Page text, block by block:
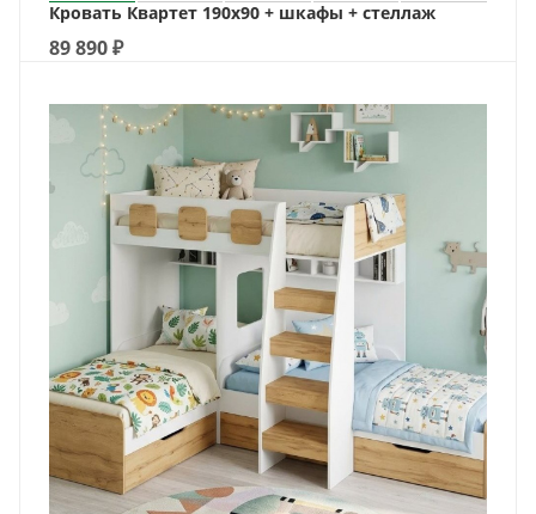
Кровать Квартет 190х90 + шкафы + стеллаж
89 890₽